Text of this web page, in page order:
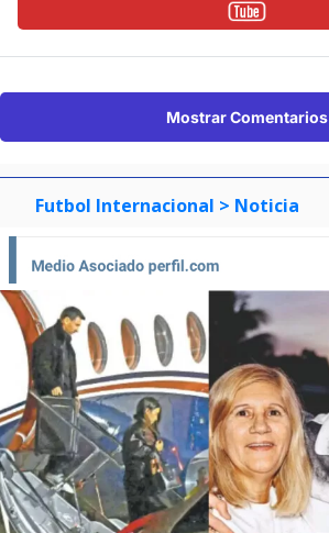
Mostrar Comentarios
Futbol Internacional > Noticia